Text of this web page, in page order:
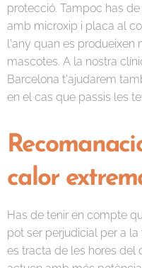
protecció. Tampoc has
amb microxip i placa al
l'any quan es produeixen
mascotes. A la nostra
Barcelona t'ajudarem
en el cas que passis les
calor
Has de tenir en compte
pot ser perjudicial per a
es tracta de les hores del